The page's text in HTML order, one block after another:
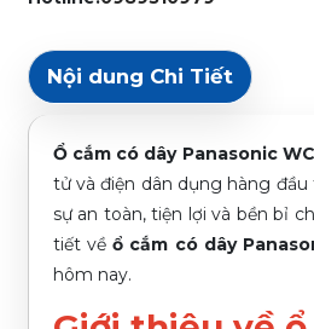
Nội dung Chi Tiết
Ổ cắm có dây Panasonic
tử và điện dân dụng hàng
sự an toàn, tiện lợi và bền bỉ
tiết về ổ cắm có dây
hôm nay.